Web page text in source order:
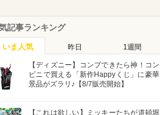
記事ランキング
いま人気 昨日 1週間
【ディズニー】コンプできたら神！コン
ビニで買える「新作Happyくじ」に豪華
景品がズラリ♪【8/7販売開始】
【これは欲しい】ミッキーたちが道頓堀